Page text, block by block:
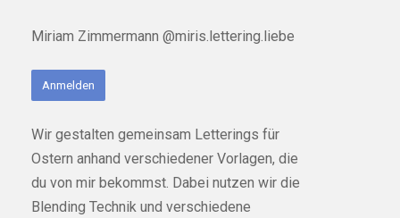
Wir gestalten gemeinsam Letterings für
Ostern anhand verschiedener Vorlagen, die
du von mir bekommst. Dabei nutzen wir die
Blending Technik und verschiedene
Miriam Zimmermann @miris.lettering.liebe
Anmelden